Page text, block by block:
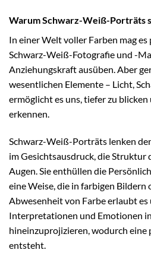
Warum Schwarz-Weiß-Porträts
In einer Welt voller Farben mag es
Schwarz-Weiß-Fotografie und -
Anziehungskraft ausüben. Aber
wesentlichen Elemente – Licht,
ermöglicht es uns, tiefer zu
erkennen.
Schwarz-Weiß-Porträts lenken
im Gesichtsausdruck, die Struktur
Augen. Sie enthüllen die
eine Weise, die in farbigen
Abwesenheit von Farbe erlaubt es
Interpretationen und Emotionen
hineinzuprojizieren, wodurch eine
entsteht.